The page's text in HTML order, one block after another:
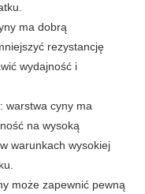
ma dobrą
rezystancję
wydajność i
warstwa cyny ma
na wysoką
warunkach wysokiej
może zapewnić pewną